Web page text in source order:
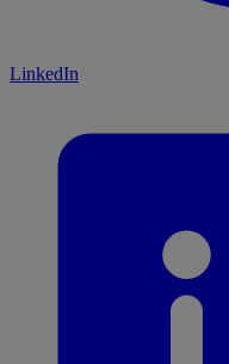
LinkedIn